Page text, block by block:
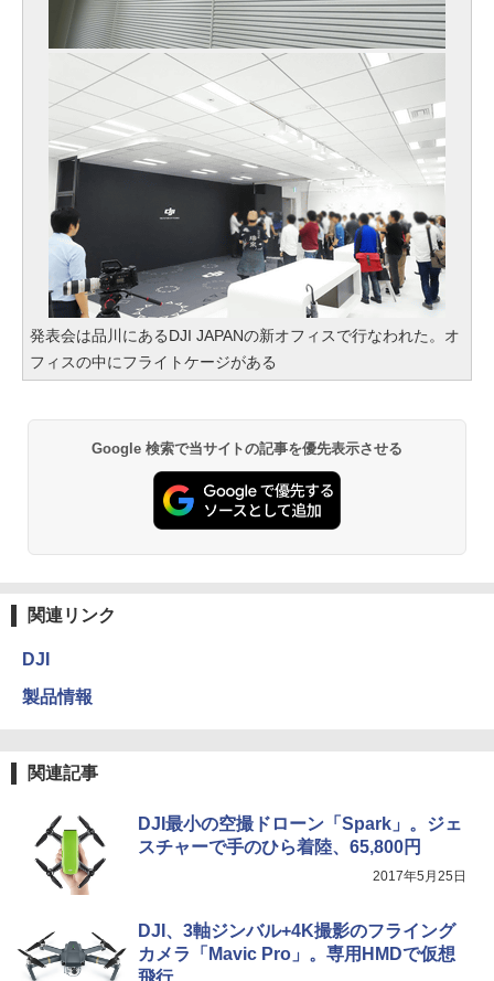
発表会は品川にあるDJI JAPANの新オフィスで行なわれた。オ
フィスの中にフライトケージがある
Google 検索で当サイトの記事を優先表示させる
関連リンク
DJI
製品情報
関連記事
DJI最小の空撮ドローン「Spark」。ジェ
スチャーで手のひら着陸、65,800円
2017年5月25日
DJI、3軸ジンバル+4K撮影のフライング
カメラ「Mavic Pro」。専用HMDで仮想